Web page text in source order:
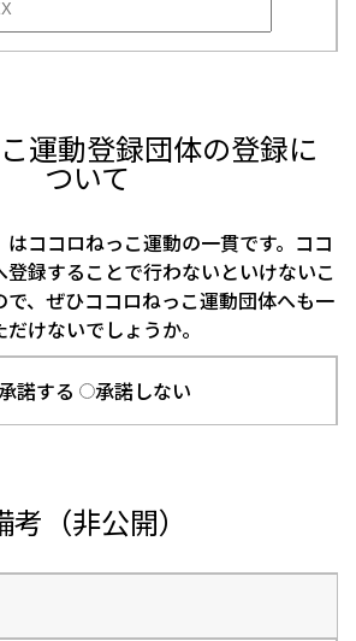
運動登録団体の登録に
ついて
はココロねっこ運動の一貫です。ココ
登録することで行わないといけないこ
で、ぜひココロねっこ運動団体へも一
けないでしょうか。
諾する 承諾しない
考（非公開）